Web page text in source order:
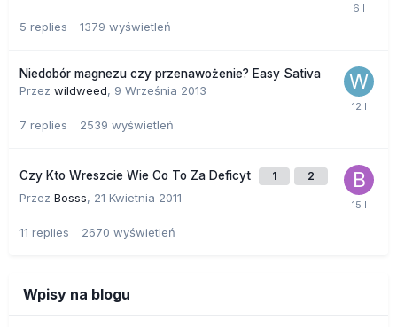
5 replies 1379 wyświetleń
Niedobór magnezu czy przenawożenie? Easy Sativa
Przez wildweed, 9 Września 2013
7 replies 2539 wyświetleń
Czy Kto Wreszcie Wie Co To Za Deficyt 1 2
Przez Bosss, 21 Kwietnia 2011
11 replies 2670 wyświetleń
Wpisy na blogu